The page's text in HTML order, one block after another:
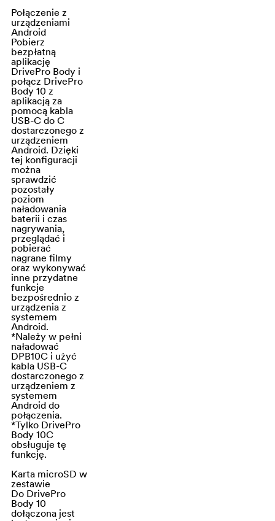
oświetleniu,
obrazy są bardzo
szczegółowe, z
niskim
poziomem
szumów i
doskonałym
zakresem
dynamiki.
Diody
podczerwieni
dla noktowizji
Transcend
DrivePro Body 10
posiada cztery
nieświecące
(długość fali
940nm) diody
podczerwieni,
które
automatycznie
włączają się w
słabym świetle,
aby zwiększyć
możliwości
noktowizji.
Znacznie
zwiększa to
jakość
nagrywania w
Uwaga: Nagrania
i migawki
wykonane z
Połączenie z
urządzeniami
Android
Pobierz
bezpłatną
aplikację
DrivePro Body i
połącz DrivePro
Body 10 z
aplikacją za
pomocą kabla
USB-C do C
dostarczonego z
urządzeniem
Android. Dzięki
tej konfiguracji
można
sprawdzić
pozostały
poziom
naładowania
baterii i czas
nagrywania,
przeglądać i
pobierać
nagrane filmy
oraz wykonywać
inne przydatne
funkcje
bezpośrednio z
urządzenia z
systemem
Android.
*Należy w pełni
naładować
DPB10C i użyć
kabla USB-C
dostarczonego z
urządzeniem z
systemem
Android do
połączenia.
*Tylko DrivePro
Body 10C
obsługuje tę
funkcję.
Karta microSD w
zestawie
Do DrivePro
Body 10
dołączona jest